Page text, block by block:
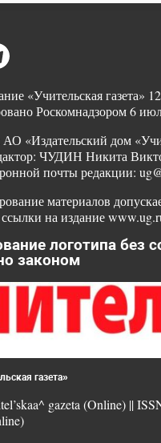
«Учительская газета»
Роскомнадзором 6
«Издательский дом
ЧУДИН Никита
почты редакции:
материалов
на издание
логотипа без
законом
газета»
gazeta (Online) ||